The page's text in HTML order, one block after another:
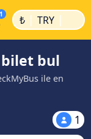
₺ | TRY |
bilet bul
ile en
1